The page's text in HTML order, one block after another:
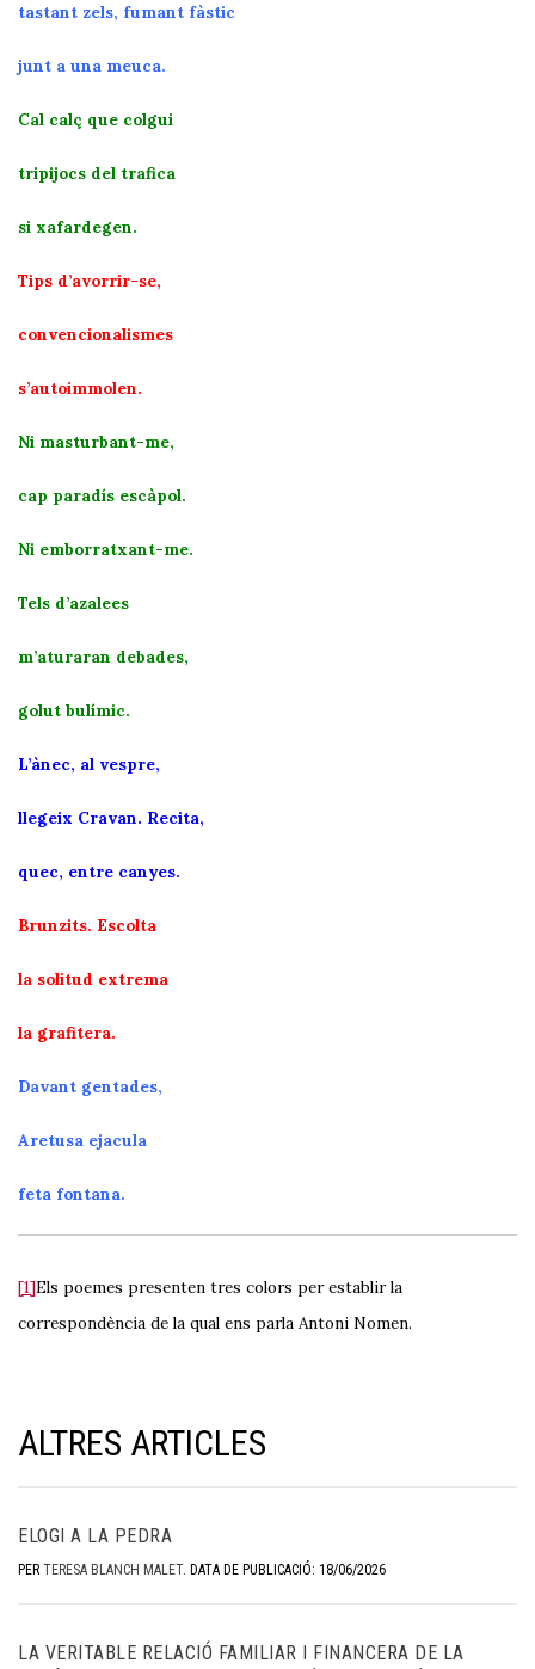
tastant zels, fumant fàstic
junt a una meuca.
Cal calç que colgui
tripijocs del trafica
si xafardegen.
Tips d’avorrir-se,
convencionalismes
s’autoimmolen.
Ni masturbant-me,
cap paradís escàpol.
Ni emborratxant-me.
Tels d’azalees
m’aturaran debades,
golut bulímic.
L’ànec, al vespre,
llegeix Cravan. Recita,
quec, entre canyes.
Brunzits. Escolta
la solitud extrema
la grafitera.
Davant gentades,
Aretusa ejacula
feta fontana.
[1]Els poemes presenten tres colors per establir la
correspondència de la qual ens parla Antoni Nomen.
ALTRES ARTICLES
ELOGI A LA PEDRA
PER TERESA BLANCH MALET. DATA DE PUBLICACIÓ: 18/06/2026
LA VERITABLE RELACIÓ FAMILIAR I FINANCERA DE LA